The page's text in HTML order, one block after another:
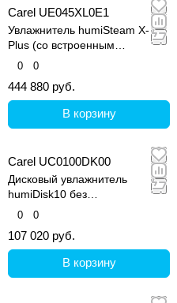
Carel UE045XL0E1
Увлажнитель humiSteam X-
Plus (со встроенным
контроллером и графическим
0 0
444 880 руб.
В корзину
Carel UC0100DK00
Дисковый увлажнитель
humiDisk10 без
подогревателя,
1х230В в комплекте с
трубками и кронштейном для
настенного монтажа
0 0
107 020 руб.
В корзину